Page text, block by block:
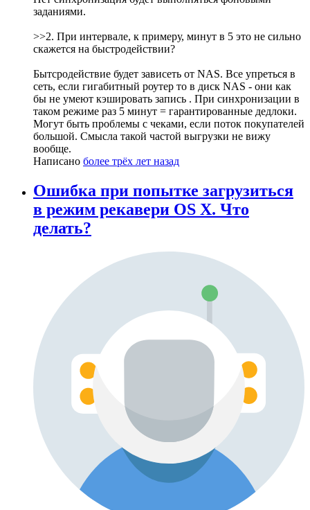
заданиями.
>>2. При интервале, к примеру, минут в 5 это не сильно
скажется на быстродействии?
Бытсродействие будет зависеть от NAS. Все упреться в
сеть, если гигабитный роутер то в диск NAS - они как
бы не умеют кэшировать запись . При синхронизации в
таком режиме раз 5 минут = гарантированные дедлоки.
Могут быть проблемы с чеками, если поток покупателей
большой. Смысла такой частой выгрузки не вижу
вообще.
Написано более трёх лет назад
Ошибка при попытке загрузиться
в режим рекавери OS X. Что
делать?